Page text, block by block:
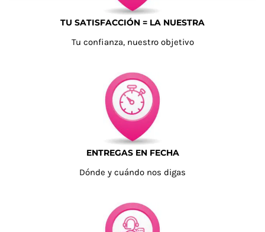
TU SATISFACCIÓN = LA NUESTRA
Tu confianza, nuestro objetivo
ENTREGAS EN FECHA
Dónde y cuándo nos digas